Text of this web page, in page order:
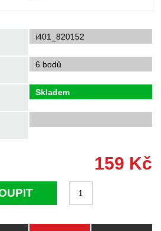
i401_820152
6 bodů
Skladem
159 Kč